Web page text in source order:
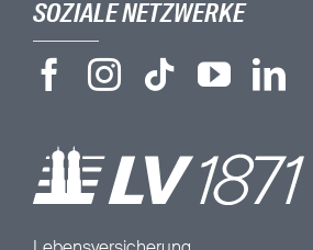
SOZIALE NETZWERKE